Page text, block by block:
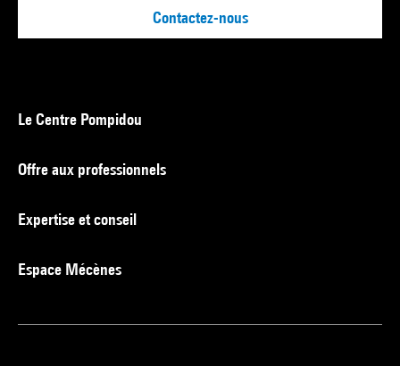
Contactez-nous
Le Centre Pompidou
Offre aux professionnels
Expertise et conseil
Espace Mécènes